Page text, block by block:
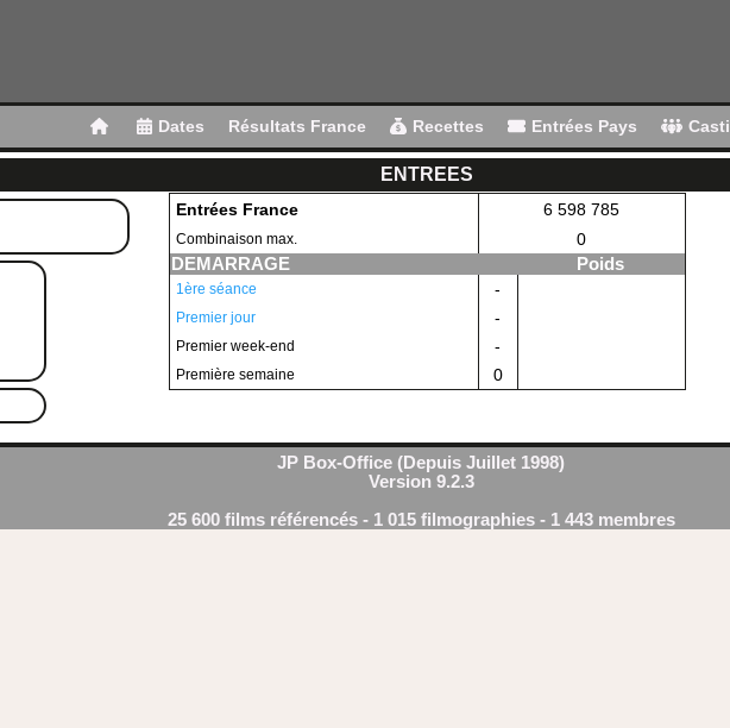
Dates Résultats France Recettes Entrées Pays
ENTREES
Entrées France 6 598 785
Combinaison max.
0
DEMARRAGE
Poids
1ère séance -
Premier jour -
Premier week-end -
Première semaine 0
JP Box-Office (Depuis Juillet 1998)
Version 9.2.3
25 600 films référencés - 1 015 filmographies - 1 443 membres